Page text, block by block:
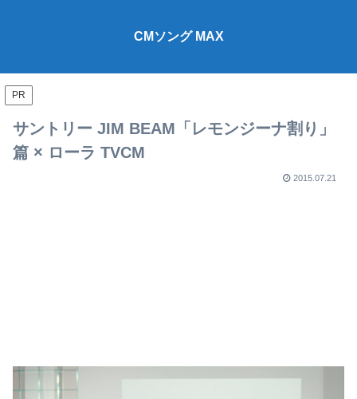
CMソング MAX
PR
サントリー JIM BEAM「レモンジーナ割り」
篇 × ローラ TVCM
2015.07.21